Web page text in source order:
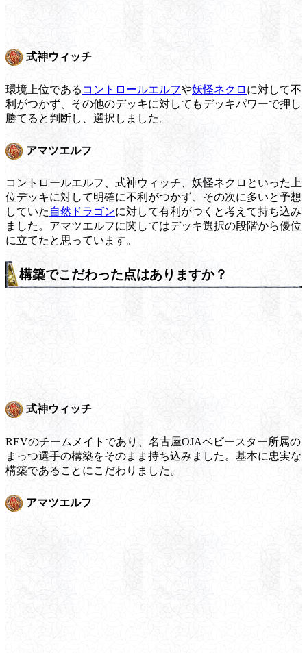
式神ウィッチ
環境上位である コントロールエルフや妖怪ネクロ に対して不
利がつかず、その他のデッキに対してもデッキパワーで押し
勝てると判断し、選択しました。
アマツエルフ
コントロールエルフ、式神ウィッチ、妖怪ネクロといった上
位デッキに対して明確に不利がつかず、その次に多いと予想
していた 自然ドラゴンに対して有利がつくと考えて持ち込み
ました。アマツエルフに関してはデッキ選択の段階から優位
に立てたと思っています。
構築でこだわった点はありますか？
式神ウィッチ
REVのチームメイトであり、名古屋OJAベビースター所属の
まっつ選手の構築をそのまま持ち込みました。基本に忠実な
構築であることにこだわりました。
アマツエルフ